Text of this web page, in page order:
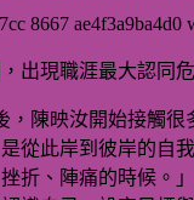
，出現職涯最大認同
，陳映汝開始接觸
從此岸到彼岸的自
折、陣痛的時候。